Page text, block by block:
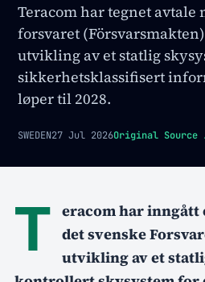
Teracom har tegnet avtale
forsvaret
utvikling av et statlig
sikkerhetsklassifisert
løper til 2028.
SWEDEN27 Jul 2026Original Source
T eracom har inngått
det svenske
utvikling av et